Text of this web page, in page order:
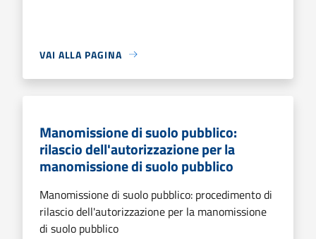
VAI ALLA PAGINA
Manomissione di suolo pubblico:
rilascio dell'autorizzazione per la
manomissione di suolo pubblico
Manomissione di suolo pubblico: procedimento di
rilascio dell'autorizzazione per la manomissione
di suolo pubblico